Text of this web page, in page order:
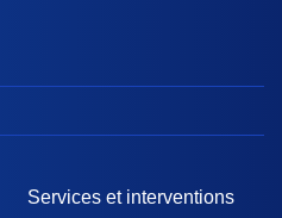
Services et interventions